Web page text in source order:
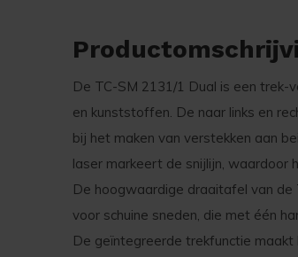
De TC-SM 2131/1 Dual is een
en kunststoffen. De naar links en
bij het maken van verstekken aan
laser markeert de snijlijn, waardoor
De hoogwaardige draaitafel van de
voor schuine sneden, die met één
De geïntegreerde trekfunctie